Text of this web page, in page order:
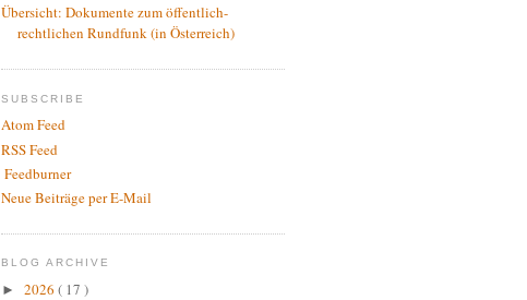
Übersicht: Dokumente zum öffentlich-
rechtlichen Rundfunk (in Österreich)
SUBSCRIBE
Atom Feed
RSS Feed
Feedburner
Neue Beiträge per E-Mail
BLOG ARCHIVE
► 2026 ( 17 )